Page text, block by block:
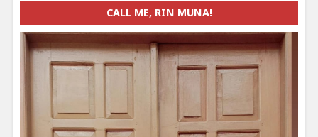
CALL ME, RIN MUNA!